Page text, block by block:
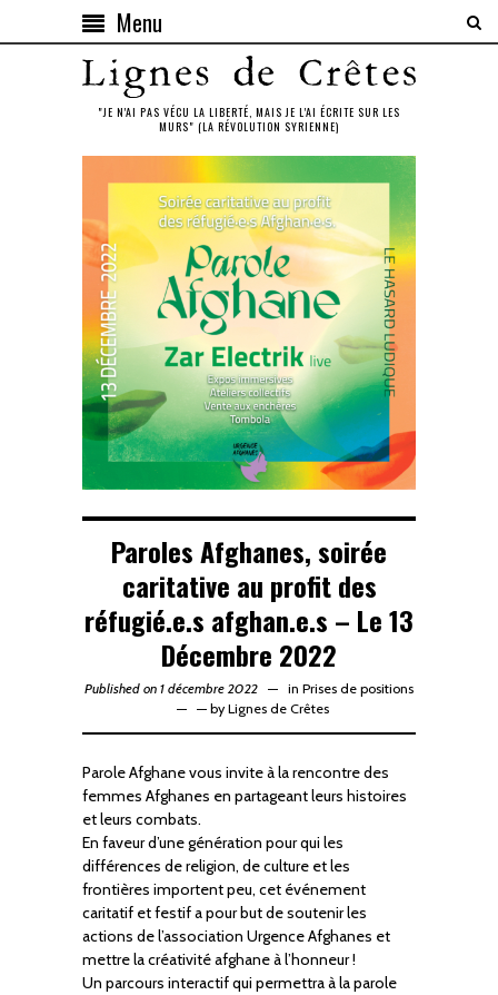
Menu
"JE N'AI PAS VÉCU LA LIBERTÉ, MAIS JE L'AI ÉCRITE SUR LES
MURS" (LA RÉVOLUTION SYRIENNE)
Paroles Afghanes, soirée
caritative au profit des
réfugié.e.s afghan.e.s – Le 13
Décembre 2022
Published on 1 décembre 2022 in Prises de positions
—by Lignes de Crêtes
Parole Afghane vous invite à la rencontre des
femmes Afghanes en partageant leurs histoires
et leurs combats.
En faveur d’une génération pour qui les
différences de religion, de culture et les
frontières importent peu, cet événement
caritatif et festif a pour but de soutenir les
actions de l’association Urgence Afghanes et
mettre la créativité afghane à l’honneur !
Un parcours interactif qui permettra à la parole